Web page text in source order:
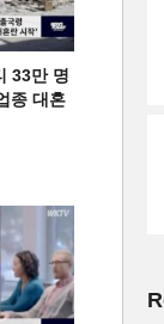
33만 명
종 대혼